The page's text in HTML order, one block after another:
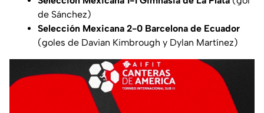
de Sánchez)
Selección Mexicana 2-0 Barcelona de Ecuador
(goles de Davian Kimbrough y Dylan Martínez)